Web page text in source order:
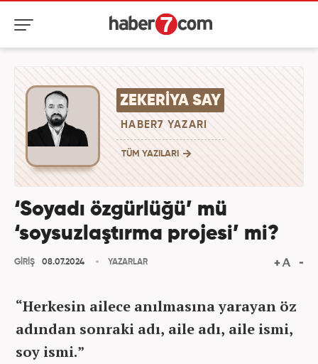
ZEKERIYA SAY
HABER7 YAZARI
TÜM YAZILARI
‘Soyadı özgürlüğü’ mü
‘soysuzlaştırma projesi’ mi?
GİRİŞ 08.07.2024 YAZARLAR
“Herkesin ailece anılmasına yarayan öz
adından sonraki adı, aile adı, aile ismi,
soy ismi.”